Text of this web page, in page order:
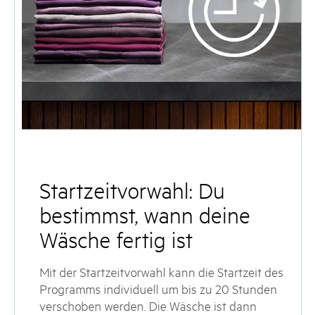
Startzeitvorwahl: Du
bestimmst, wann deine
Wäsche fertig ist
Mit der Startzeitvorwahl kann die Startzeit des
Programms individuell um bis zu 20 Stunden
verschoben werden. Die Wäsche ist dann